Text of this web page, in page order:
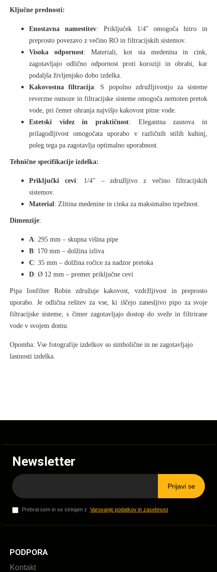
Ključne prednosti:
Enostavna namestitev: Priključek 1/4" omogoča hitro in
preprosto povezavo z večino RO in filtracijskih sistemov.
Visoka odpornost: Materiali, kot sta medenina in cink,
zagotavljajo odlično odpornost proti koroziji in obrabi, kar
podaljša življenjsko dobo izdelka.
Kakovostna filtracija: S popolno združljivostjo za sisteme
reverzne osmoze in filtracijske sisteme omogoča nemoten pretok
vode, pri čemer ohranja najvišjo kakovost pitne vode.
Estetski videz in praktičnost: Elegantna zasnova in
prilagodljivost omogočata uporabo v različnih stilih kuhinj,
poleg tega pa zagotavlja optimalno uporabnost.
Tehnične specifikacije izdelka:
Priključki cevi: 1/4" – združljivo z večino filtracijskih
sistemov.
Material: Zlitina medenine in cinka za maksimalno trpežnost.
Dimenzije:
A: 295 mm – skupna višina pipe
B: 170 mm – dolžina izliva
C: 35 mm – dolžina ročice za nadzor pretoka
D: Ø 12 mm – premer priključne cevi
Pipa Ionfilter Robin združuje kakovost, vzdržljivost in preprosto
uporabo. Je odlična rešitev za vse, ki iščejo zanesljivo pipo za svoje
filtracijske sisteme, s čimer zagotavljajo dostop do sveže in filtrirane
vode v svojem domu.
Opomba: Vse fotografije izdelkov so simbolične in ne zagotavljajo
lastnosti izdelka.
Newsletter
Prijavi se
Prebral sem in se strinjam z Varovanje podatkov in zasebnost
PODPORA
Kontakt